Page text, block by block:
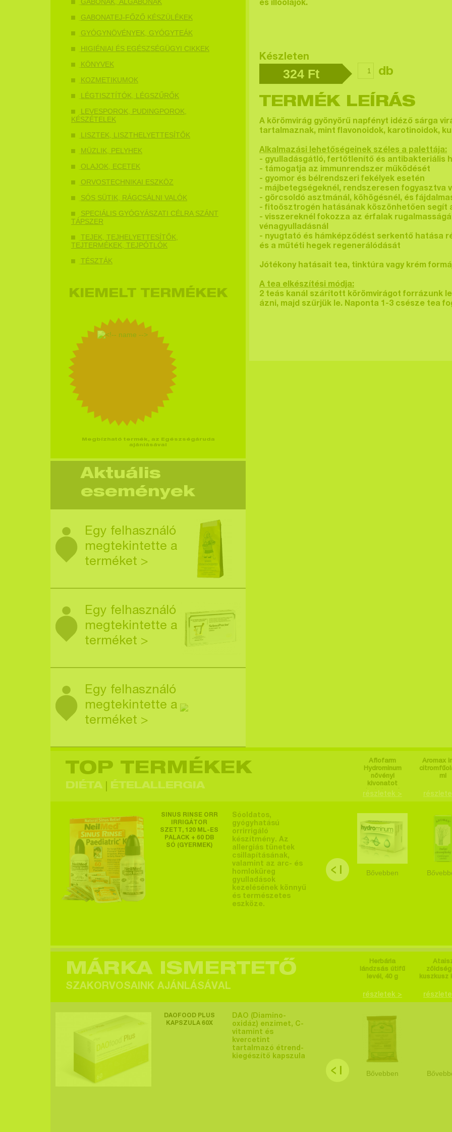
GABONATEJ-FŐZŐ KÉSZÜLÉKEK
GYÓGYNÖVÉNYEK, GYÓGYTEÁK
HIGIÉNIAI ÉS EGÉSZSÉGÜGYI CIKKEK
KÖNYVEK
KOZMETIKUMOK
LÉGTISZTÍTÓK, LÉGSZŰRŐK
LEVESPOROK, PUDINGPOROK,
KÉSZÉTELEK
LISZTEK, LISZTHELYETTESÍTŐK
MÜZLIK, PELYHEK
OLAJOK, ECETEK
ORVOSTECHNIKAI ESZKÖZ
SÓS SÜTIK, RÁGCSÁLNI VALÓK
SPECIÁLIS GYÓGYÁSZATI CÉLRA SZÁNT
TÁPSZER
TEJEK, TEJHELYETTESÍTŐK,
TEJTERMÉKEK, TEJPÓTLÓK
TÉSZTÁK
KIEMELT TERMÉKEK
Megbízható termék, az Egészségáruda
ajánlásával
Aktuális
események
Egy felhasználó
megtekintette a
terméket >
Egy felhasználó
megtekintette a
terméket >
Egy felhasználó
megtekintette a
terméket >
Egy felhasználó
megtekintette a
terméket >
Egy felhasználó
megtekintette a
terméket >
megtekintette a
terméket >
megtekintette a
terméket >
Egy felhasználó
és illóolajok.
Készleten
324Ft db
TERMÉK LEÍRÁS
A körömvirág gyönyörű napfényt idéző sárga
tartalmaznak, mint flavonoidok, karotinoidok,
Alkalmazási lehetőségeinek széles a palettája:
- gyulladásgátló, fertőtlenítő és antibakteriális
- támogatja az immunrendszer működését
- gyomor és bélrendszeri fekélyek esetén
- májbetegségeknél, rendszeresen fogyasztva
- görcsoldó asztmánál, köhögésnél, és
- fitoösztrogén hatásának köszönhetően segít
- visszereknél fokozza az érfalak
vénagyulladásnál
- nyugtató és hámképződést serkentő hatása
és a műtéti hegek regenerálódását
Jótékony hatásait tea, tinktúra vagy krém
A tea elkészítési módja:
2 teás kanál szárított körömvirágot forrázunk le
ázni, majd szűrjük le. Naponta 1-3 csésze tea
TOP TERMÉKEK
DIÉTA ÉTELALLERGIA
SINUS RINSE ORR
IRRIGÁTOR
SZETT, 120 ML-ES
PALACK + 60 DB
SÓ (GYERMEK)
Sóoldatos,
gyógyhatású
orrirrigáló
készítmény. Az
allergiás tünetek
csillapításának,
valamint az arc- és
homloküreg
gyulladások
kezelésének könnyű
és természetes
eszköze.
Aflofarm
Hydrominum
növényi
kivonatot
tartalmazó
étrend-
tabletta 30 db
részletek >
Bővebben
Aromax
ml
MÁRKA ISMERTETŐ
SZAKORVOSAINK AJÁNLÁSÁVAL
DAOFOOD PLUS
KAPSZULA 60X
DAO (Diamino-
oxidáz) enzimet, C-
vitamint és
kvercetint
tartalmazó étrend-
kiegészítő kapszula
Herbária
lándzsás útifű
levél, 40 g
részletek >
Bővebben
kuszkusz